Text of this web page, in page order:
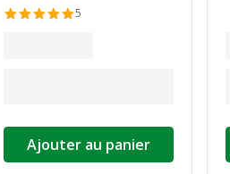
5
Ajouter au panier